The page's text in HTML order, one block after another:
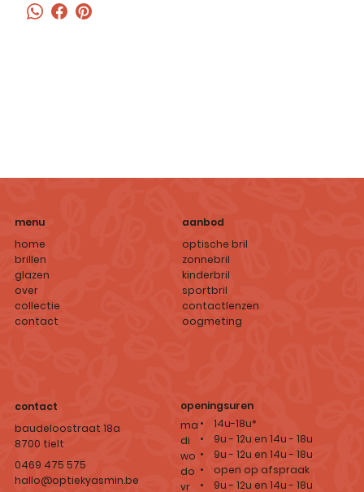
contact
baudeloostraat 18a
8700 tielt
0469 475 575
hallo@optiekyasmin.be
ma
di
wo
do
vr
• 14u-18u*
• 9u - 12u en 14u - 18u
• 9u - 12u en 14u - 18u
• open op afspraak
• 9u - 12u en 14u - 18u
openingsuren
menu
home
brillen
glazen
over
collectie
contact
aanbod
optische bril
zonnebril
kinderbril
sportbril
contactlenzen
oogmeting